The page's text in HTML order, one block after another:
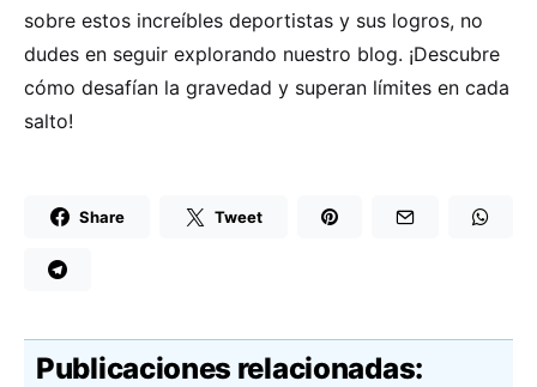
sobre estos increíbles deportistas y sus logros, no
dudes en seguir explorando nuestro blog. ¡Descubre
cómo desafían la gravedad y superan límites en cada
salto!
Share Tweet
Publicaciones relacionadas: